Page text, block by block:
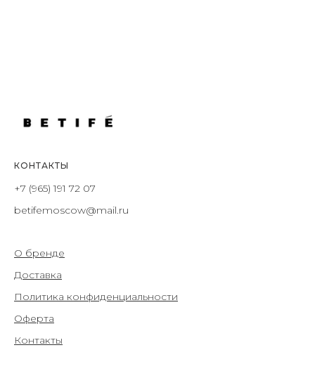
КОНТАКТЫ
+7 (965) 191 72 07
betifemoscow@mail.ru
О бренде
Доставка
Политика конфиденциальности
Оферта
Контакты